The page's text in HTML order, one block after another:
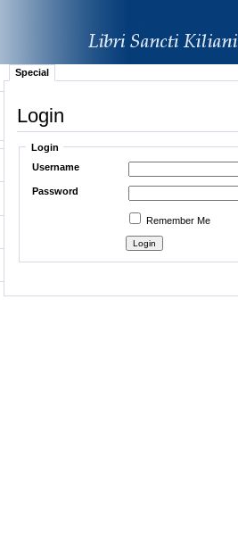
Special
Login
Login
Username
Password
Remember Me